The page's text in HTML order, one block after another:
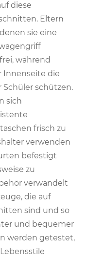
diese
Eltern
sie eine
während
Innenseite die
Schüler schützen.
sich
frisch zu
verwenden
befestigt
zu
verwandelt
die auf
sind und so
und bequemer
werden getestet,